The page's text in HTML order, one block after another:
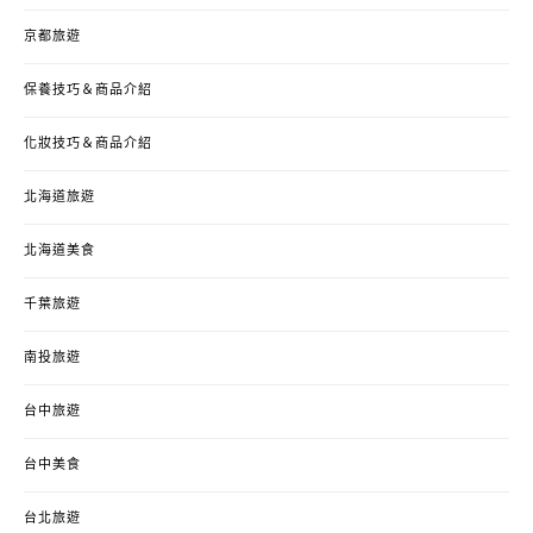
京都旅遊
保養技巧＆商品介紹
化妝技巧＆商品介紹
北海道旅遊
北海道美食
千葉旅遊
南投旅遊
台中旅遊
台中美食
台北旅遊